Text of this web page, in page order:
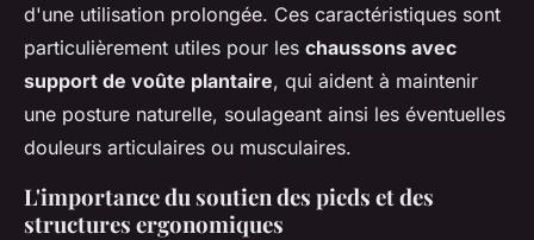
d'une utilisation prolongée. Ces caractéristiques sont
particulièrement utiles pour les chaussons avec
support de voûte plantaire, qui aident à maintenir
une posture naturelle, soulageant ainsi les éventuelles
douleurs articulaires ou musculaires.
L'importance du soutien des pieds et des
structures ergonomiques